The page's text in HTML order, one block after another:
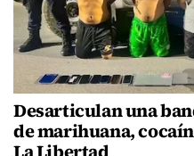
Desarticulan una
de marihuana,